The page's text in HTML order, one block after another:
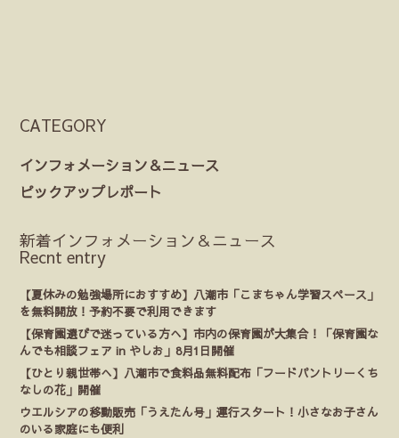
CATEGORY
インフォメーション＆ニュース
ピックアップレポート
新着インフォメーション＆ニュース
Recnt entry
【夏休みの勉強場所におすすめ】八潮市「こまちゃん学習スペース」
を無料開放！予約不要で利用できます
【保育園選びで迷っている方へ】市内の保育園が大集合！「保育園な
んでも相談フェア in やしお」8月1日開催
【ひとり親世帯へ】八潮市で食料品無料配布「フードパントリーくち
なしの花」開催
ウエルシアの移動販売「うえたん号」運行スタート！小さなお子さん
のいる家庭にも便利